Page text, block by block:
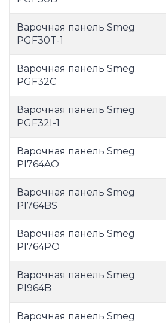
Варочная панель Smeg
PGF30T-1
Варочная панель Smeg
PGF32C
Варочная панель Smeg
PGF32I-1
Варочная панель Smeg
PI764AO
Варочная панель Smeg
PI764BS
Варочная панель Smeg
PI764PO
Варочная панель Smeg
PI964B
Варочная панель Smeg